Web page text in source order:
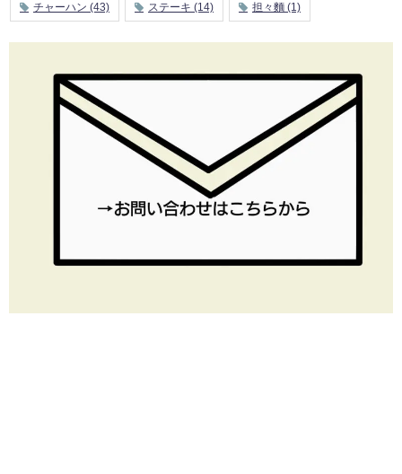
チャーハン (43) ステーキ (14) 担々麵 (1)